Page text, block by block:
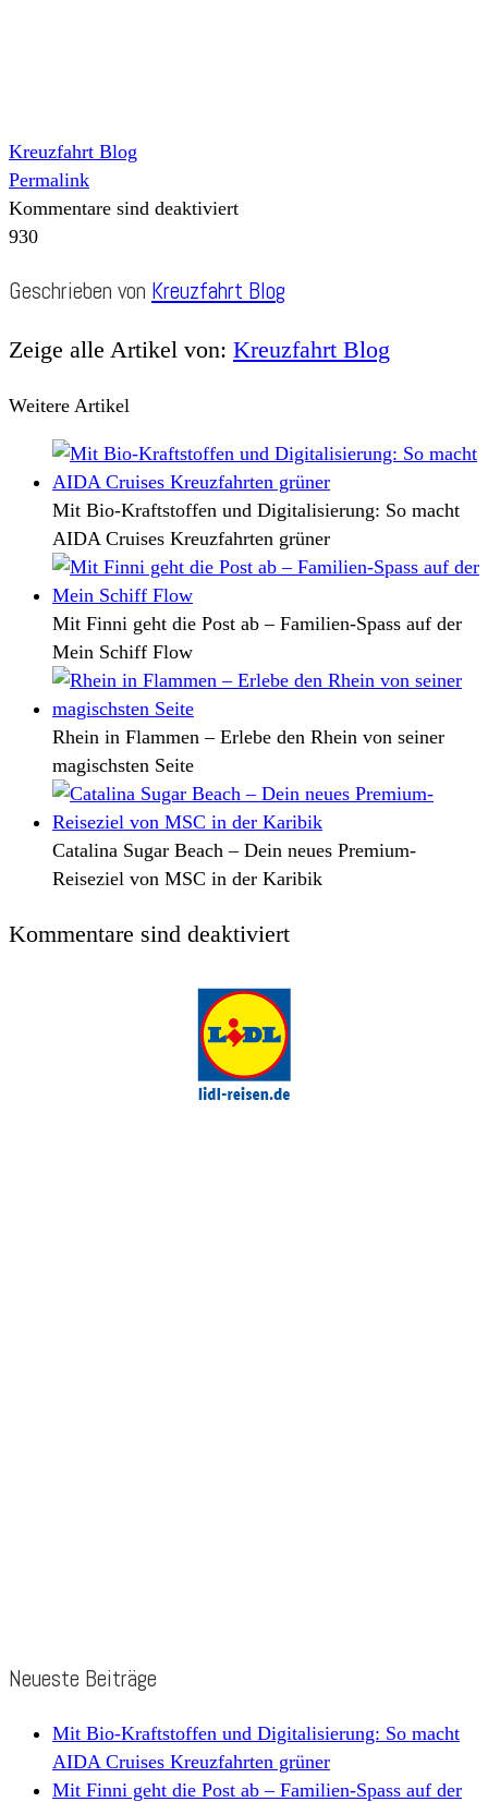
Kreuzfahrt Blog
Permalink
Kommentare sind deaktiviert
930
Geschrieben von Kreuzfahrt Blog
Zeige alle Artikel von: Kreuzfahrt Blog
Weitere Artikel
Mit Bio-Kraftstoffen und Digitalisierung: So macht
AIDA Cruises Kreuzfahrten grüner
Mit Finni geht die Post ab – Familien-Spass auf der
Mein Schiff Flow
Rhein in Flammen – Erlebe den Rhein von seiner
magischsten Seite
Catalina Sugar Beach – Dein neues Premium-
Reiseziel von MSC in der Karibik
Kommentare sind deaktiviert
Neueste Beiträge
Mit Bio-Kraftstoffen und Digitalisierung: So macht
AIDA Cruises Kreuzfahrten grüner
Mit Finni geht die Post ab – Familien-Spass auf der